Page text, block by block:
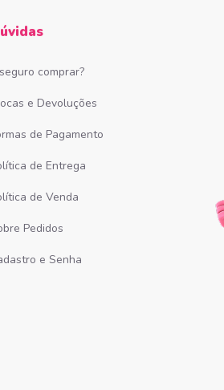
comprar?
e Devoluções
de Pagamento
de Entrega
de Venda
Pedidos
e Senha